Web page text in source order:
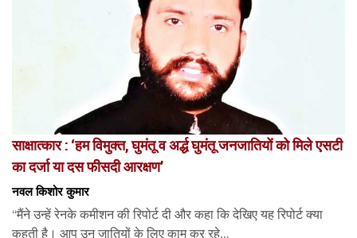
साक्षात्कार : ‘हम विमुक्त, घुमंतू व अर्द्ध घुमंतू जनजातियों को मिले एसटी
का दर्जा या दस फीसदी आरक्षण’
नवल किशोर कुमार
“मैंने उन्हें रेनके कमीशन की रिपोर्ट दी और कहा कि देखिए यह रिपोर्ट क्या
कहती है। आप उन जातियों के लिए काम कर रहे...